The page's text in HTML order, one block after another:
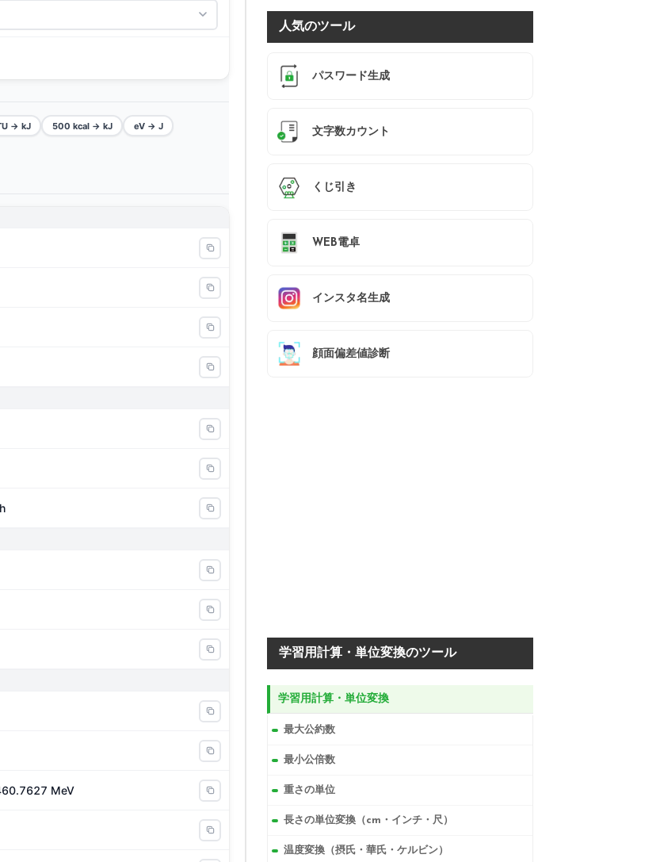
→ kJ 500 kcal → kJ eV → J
MeV
人気のツール
パスワード生成
文字数カウント
くじ引き
WEB電卓
インスタ名生成
顔面偏差値診断
学習用計算・単位変換のツール
学習用計算・単位変換
最大公約数
最小公倍数
重さの単位
長さの単位変換（cm・インチ・尺）
温度変換（摂氏・華氏・ケルビン）